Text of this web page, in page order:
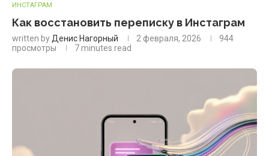
ИНСТАГРАМ
Как восстановить переписку в Инстаграм
written by Денис Нагорный 2 февраля, 2026
944
просмотры
7 minutes read